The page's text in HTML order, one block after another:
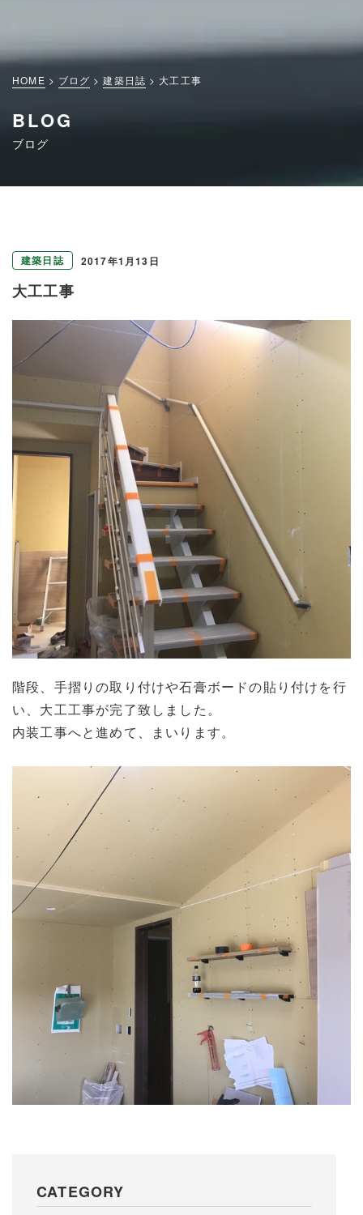
HOME ブログ 建築日誌 大工工事
BLOG
ブログ
建築日誌 2017年1月13日
大工工事
階段、手摺りの取り付けや石膏ボードの貼り付けを行
い、大工工事が完了致しました。
内装工事へと進めて、まいります。
CATEGORY